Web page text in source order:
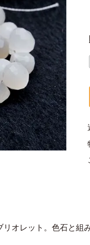
オレット。色石と組